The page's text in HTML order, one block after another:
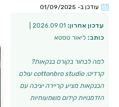
עודכן ב- 01/09/2025
עדכון אחרון:
כותב: ליאור טסטא
למה לבחור בקורס בנקאות?
קרדיט: cottonbro studio עולם
הבנקאות מציע קריירה יציבה עם
הזדמנויות קידום משמעותיות